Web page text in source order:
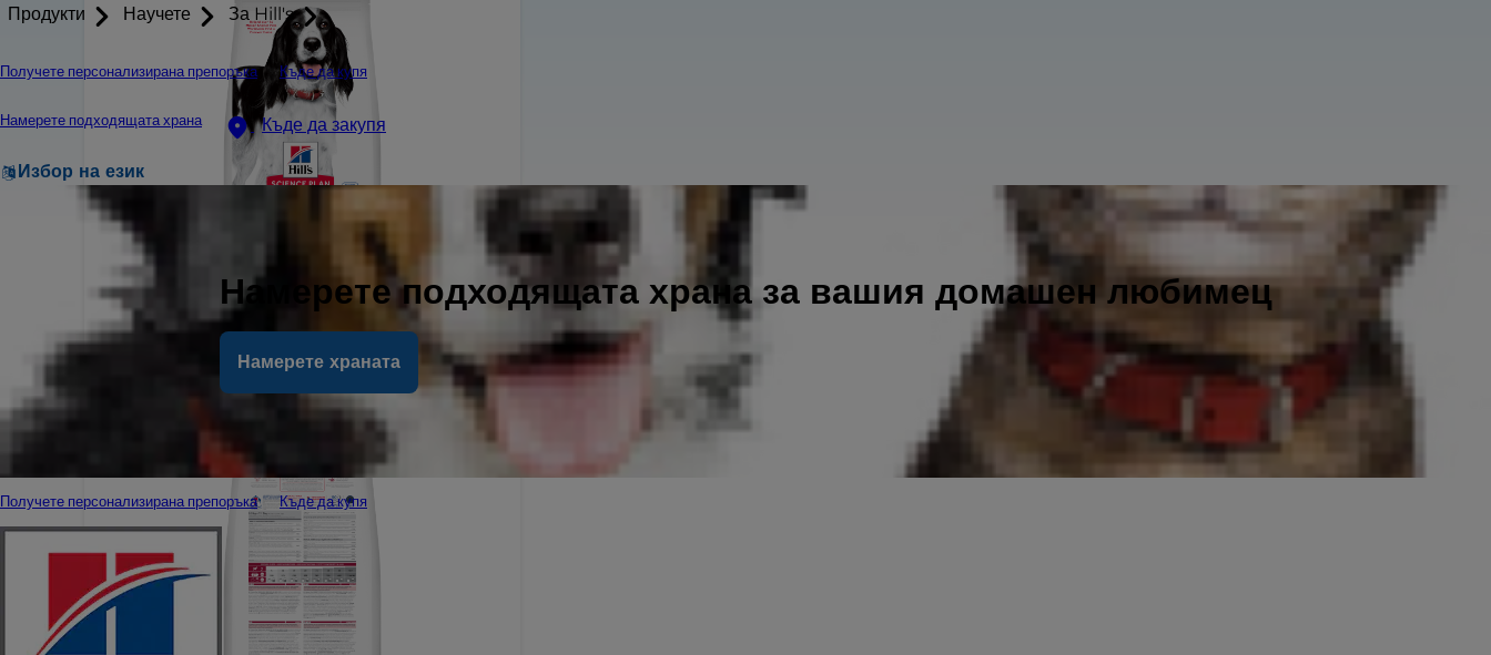
Продукти Научете За Hill's
Получете персонализирана препоръка Къде да купя
Намерете подходящата храна Къде да закупя
Избор на език
Намерете подходящата храна за вашия домашен любимец
Намерете храната
Получете персонализирана препоръка Къде да купя